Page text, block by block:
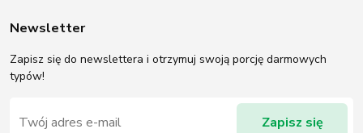
Newsletter
Zapisz się do newslettera i otrzymuj swoją porcję darmowych
typów!